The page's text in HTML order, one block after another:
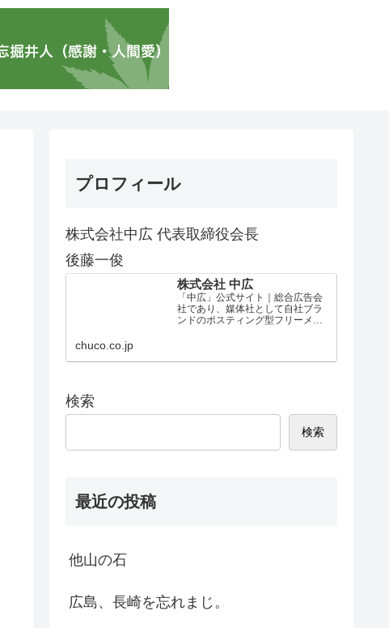
プロフィール
株式会社中広 代表取締役会長
後藤一俊
株式会社 中広
「中広」公式サイト｜総合広告会
社であり、媒体社として自社ブラ
ンドのポスティング型フリーメデ
chuco.co.jp
検索
検索
最近の投稿
他山の石
広島、長崎を忘れまじ。